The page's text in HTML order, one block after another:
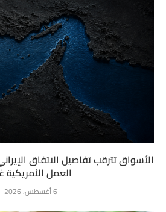
الأسواق تترقب تفاصيل الاتفاق
العمل الأمريكية
6 أغسطس، 2026